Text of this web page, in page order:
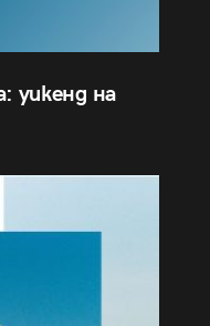
уикенд на